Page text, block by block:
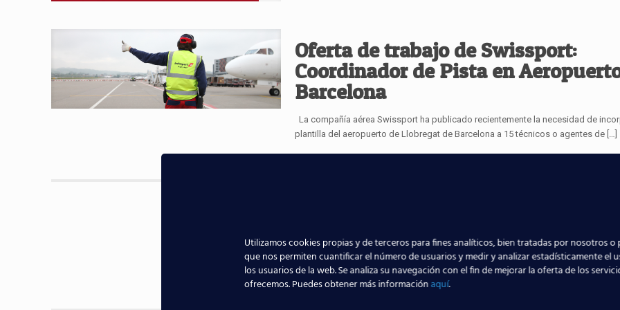
Oferta de trabajo de Swissport:
Coordinador de Pista en
Barcelona
La compañía aérea Swissport ha publicado recientemente la necesidad de
plantilla del aeropuerto de Llobregat de Barcelona a 15 técnicos o agentes de […]
En los aeropuertos de Madrid, Alicante, Barcelona, Mallorca, Alicante y Málaga,
existen una serie de servicios y empleos. Desde la Atención al Cliente hasta[…]
Utilizamos cookies propias y de terceros para fines analíticos, bien tratadas por nosotros
que nos permiten cuantificar el número de usuarios y medir y analizar estadísticamente el
los usuarios de la web. Se analiza su navegación con el fin de mejorar la oferta de los
ofrecemos. Puedes obtener más informaciónaquí.